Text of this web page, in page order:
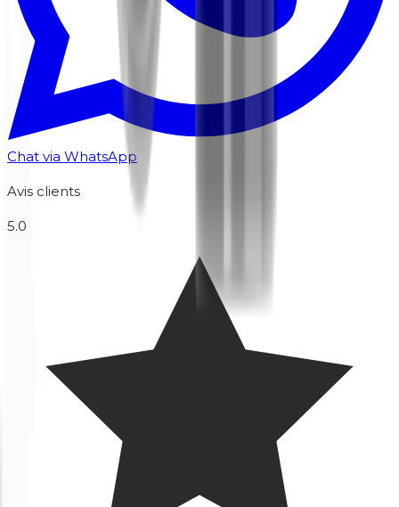
Chat via WhatsApp
Avis clients
5.0